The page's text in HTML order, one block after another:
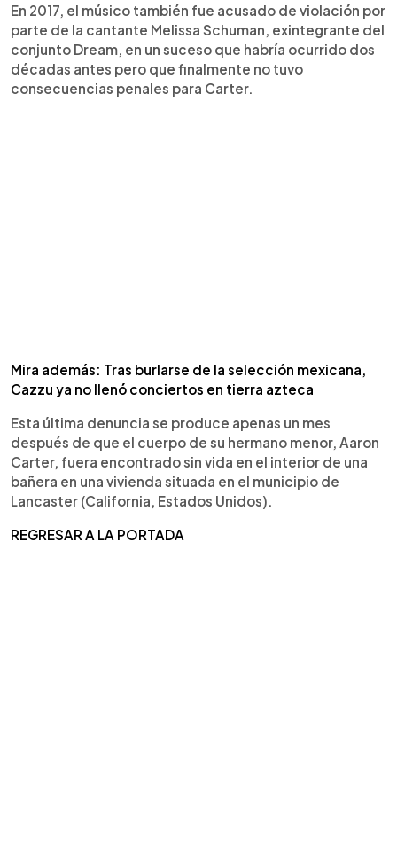
En 2017, el músico también fue acusado de violación por
parte de la cantante Melissa Schuman, exintegrante del
conjunto Dream, en un suceso que habría ocurrido dos
décadas antes pero que finalmente no tuvo
consecuencias penales para Carter.
Mira además: Tras burlarse de la selección mexicana,
Cazzu ya no llenó conciertos en tierra azteca
Esta última denuncia se produce apenas un mes
después de que el cuerpo de su hermano menor, Aaron
Carter, fuera encontrado sin vida en el interior de una
bañera en una vivienda situada en el municipio de
Lancaster (California, Estados Unidos).
REGRESAR A LA PORTADA